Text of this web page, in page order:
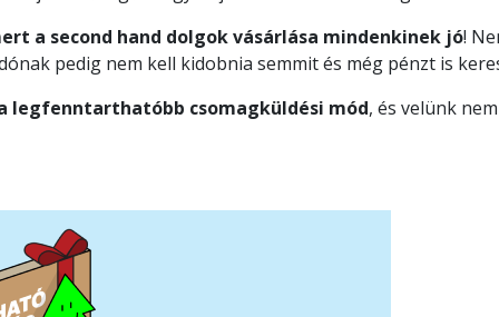
a second hand dolgok vásárlása mindenkinek jó!
pedig nem kell kidobnia semmit és még pénzt is
legfenntarthatóbb csomagküldési mód, és velünk